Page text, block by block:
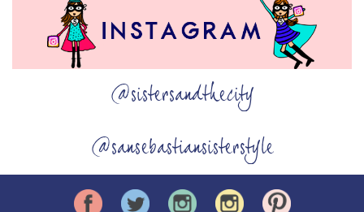
@sistersandthecity
@sansebastiansisterstyle